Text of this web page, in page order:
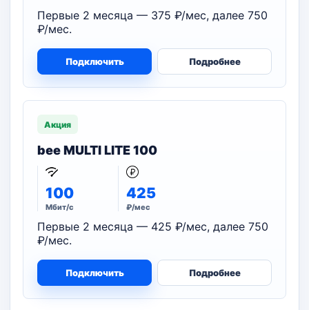
Первые 2 месяца — 375 ₽/мес, далее 750
₽/мес.
Подключить Подробнее
Акция
bee MULTI LITE 100
100
Мбит/с
425
₽/мес
Первые 2 месяца — 425 ₽/мес, далее 750
₽/мес.
Подключить Подробнее